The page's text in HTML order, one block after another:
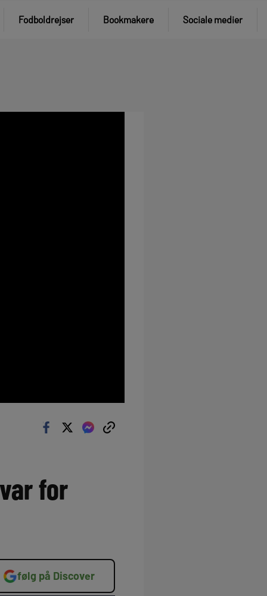
Fodboldrejser Bookmakere Sociale medier
for
følg på Discover